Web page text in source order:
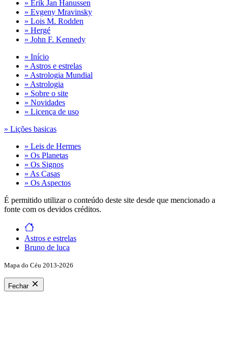
» Erik Jan Hanussen
» Evgeny Mravinsky
» Lois M. Rodden
» Hergé
» John F. Kennedy
» Início
» Astros e estrelas
» Astrologia Mundial
» Astrologia
» Sobre o site
» Novidades
» Licença de uso
» Lições basicas
» Leis de Hermes
» Os Planetas
» Os Signos
» As Casas
» Os Aspectos
É permitido utilizar o conteúdo deste site desde que mencionado a
fonte com os devidos créditos.
Astros e estrelas
Bruno de luca
Mapa do Céu 2013-2026
Fechar